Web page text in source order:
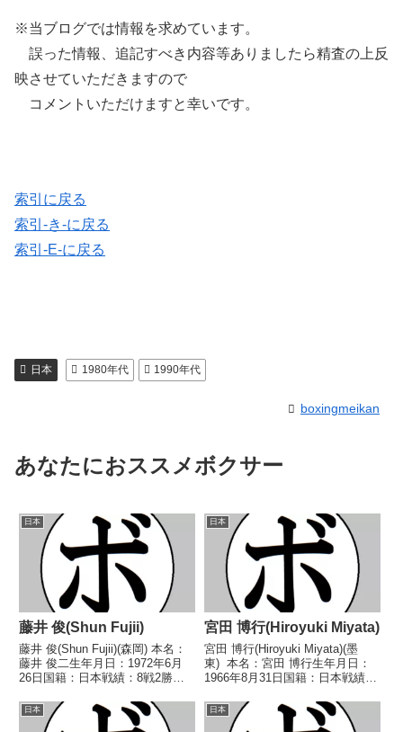
※当ブログでは情報を求めています。
誤った情報、追記すべき内容等ありましたら精査の上反
映させていただきますので
コメントいただけますと幸いです。
索引に戻る
索引-き-に戻る
索引-E-に戻る
日本 1980年代 1990年代
boxingmeikan
あなたにおススメボクサー
日本
藤井 俊(Shun Fujii)
藤井 俊(Shun Fujii)(森岡) 本名：
藤井 俊二生年月日：1972年6月
26日国籍：日本戦績：8戦2勝
し 【戦歴】1991/08/04
○2RTKO 三原 日出夫(泉
日本
宮田 博行(Hiroyuki Miyata)
宮田 博行(Hiroyuki Miyata)(墨
東) 本名：宮田 博行生年月日：
1966年8月31日国籍：日本戦績：
イトル】1984年度全日本ライト
フライ級新人王1986年度A級トー
日本 日本